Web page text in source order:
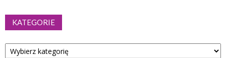
KATEGORIE
Kategorie